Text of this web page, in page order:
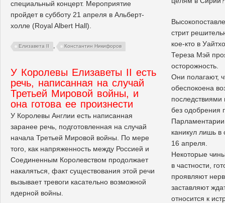
стрит
кое-кто в
Тереза Мэй
осторожность.
Они полагают,
обеспокоена
без одобрения
каникул лишь
16 апреля.
Некоторые
в частности,
проявляют
заставляют
относится к
специальный концерт. Мероприятие
пройдет в субботу 21 апреля в Альберт-
холле (Royal Albert Hall).
Елизавета II , Константин Никифоров
У Королевы Елизаветы II есть
речь, написанная на случай
Третьей Мировой войны, и
она готова ее произнести
У Королевы Англии есть написанная
заранее речь, подготовленная на случай
начала Третьей Мировой войны. По мере
того, как напряженность между Россией и
Соединенным Королевством продолжает
накаляться, факт существования этой речи
вызывает тревоги касательно возможной
ядерной войны.